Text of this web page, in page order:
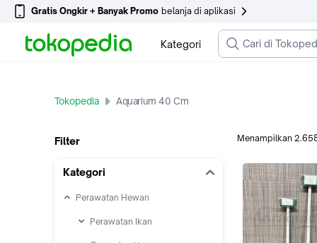
Gratis Ongkir + Banyak Promo belanja di aplikasi
Kategori
Tokopedia Aquarium 40 Cm
Filter
Kategori
Perawatan Hewan
Perawatan Ikan
Menampilkan